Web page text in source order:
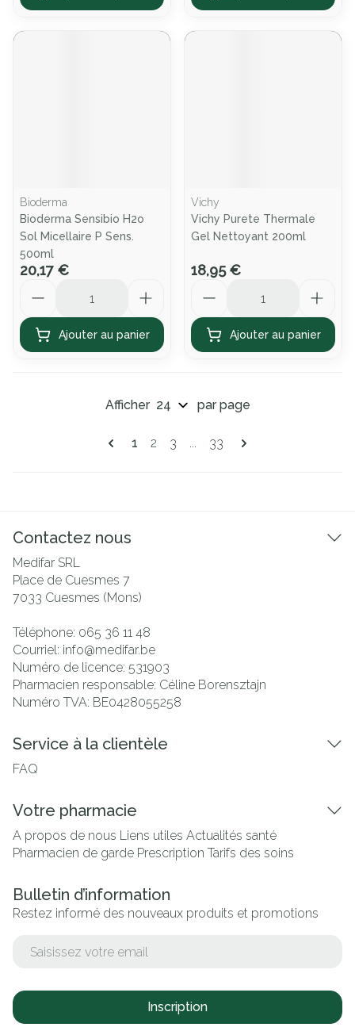
Bioderma
Bioderma Sensibio H2o
Sol Micellaire P Sens.
500ml
20,17 €
Ajouter au panier
Vichy
Vichy Purete Thermale
Gel Nettoyant 200ml
18,95 €
Ajouter au panier
Pages
Vous lisez actuellement la page
1 Page
2 Page
3 ... Page
33
Afficher par page
Contactez nous
Medifar SRL
Place de Cuesmes 7
7033 Cuesmes (Mons)
Téléphone: 065 36 11 48
Courriel: info@medifar.be
Numéro de licence: 531903
Pharmacien responsable: Céline Borensztajn
Numéro TVA: BE0428055258
Service à la clientèle
FAQ
Votre pharmacie
A propos de nous Liens utiles Actualités santé
Pharmacien de garde Prescription Tarifs des soins
Bulletin d’information
Restez informé des nouveaux produits et promotions
Inscription